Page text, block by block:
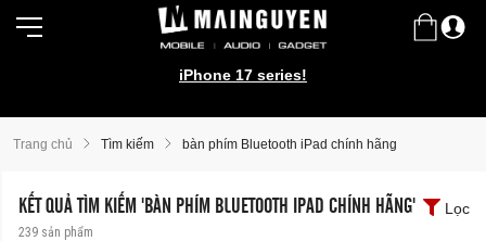
iPhone 17 series!
Trang chủ Tìm kiếm bàn phím Bluetooth iPad chính hãng
KẾT QUẢ TÌM KIẾM 'BÀN PHÍM BLUETOOTH IPAD CHÍNH HÃNG'
239 sản phẩm
Lọc